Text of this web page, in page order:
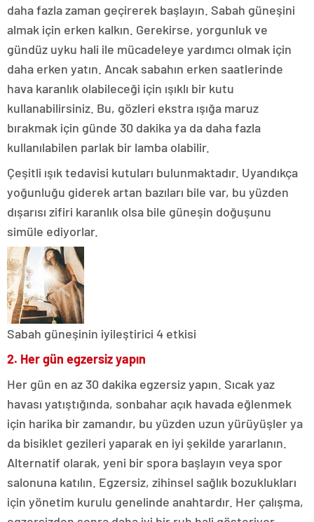
daha fazla zaman geçirerek başlayın. Sabah güneşini
almak için erken kalkın. Gerekirse, yorgunluk ve
gündüz uyku hali ile mücadeleye yardımcı olmak için
daha erken yatın. Ancak sabahın erken saatlerinde
hava karanlık olabileceği için ışıklı bir kutu
kullanabilirsiniz. Bu, gözleri ekstra ışığa maruz
bırakmak için günde 30 dakika ya da daha fazla
kullanılabilen parlak bir lamba olabilir.
Çeşitli ışık tedavisi kutuları bulunmaktadır. Uyandıkça
yoğunluğu giderek artan bazıları bile var, bu yüzden
dışarısı zifiri karanlık olsa bile güneşin doğuşunu
simüle ediyorlar.
Sabah güneşinin iyileştirici 4 etkisi
2. Her gün egzersiz yapın
Her gün en az 30 dakika egzersiz yapın. Sıcak yaz
havası yatıştığında, sonbahar açık havada eğlenmek
için harika bir zamandır, bu yüzden uzun yürüyüşler ya
da bisiklet gezileri yaparak en iyi şekilde yararlanın.
Alternatif olarak, yeni bir spora başlayın veya spor
salonuna katılın. Egzersiz, zihinsel sağlık bozuklukları
için yönetim kurulu genelinde anahtardır. Her çalışma,